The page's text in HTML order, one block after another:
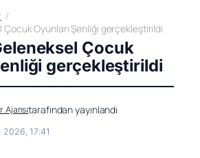
Çocuk Oyunları Şenliği gerçekleştirildi
Çocuk
gerçekleştirildi
Ajansıtarafından yayınlandı
2026, 17:41